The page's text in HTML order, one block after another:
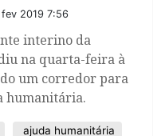
fev 2019 7:56
interino da
na quarta-feira à
um corredor para
humanitária.
ajuda humanitária